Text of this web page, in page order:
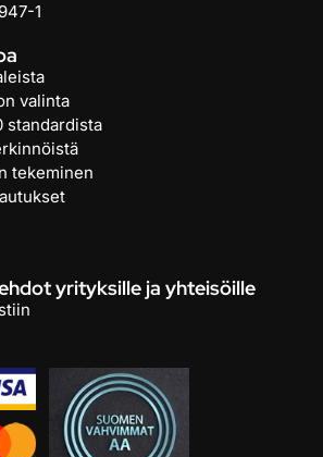
1
valinta
standardista
tekeminen
yrityksille ja yhteisöille